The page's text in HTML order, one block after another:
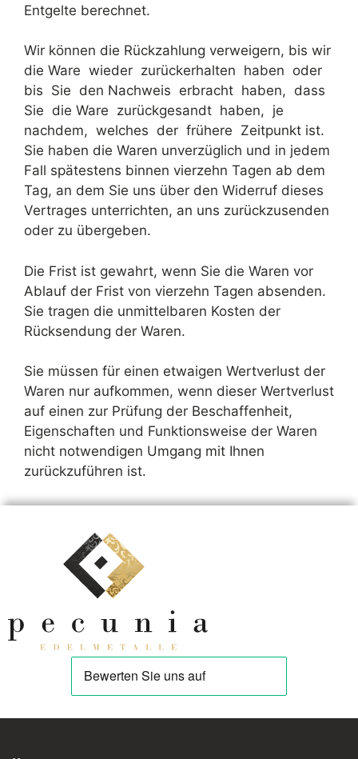
Entgelte berechnet.
Wir können die Rückzahlung verweigern, bis wir
die Ware wieder zurückerhalten haben oder
bis Sie den Nachweis erbracht haben, dass
Sie die Ware zurückgesandt haben, je
nachdem, welches der frühere Zeitpunkt ist.
Sie haben die Waren unverzüglich und in jedem
Fall spätestens binnen vierzehn Tagen ab dem
Tag, an dem Sie uns über den Widerruf dieses
Vertrages unterrichten, an uns zurückzusenden
oder zu übergeben.
Die Frist ist gewahrt, wenn Sie die Waren vor
Ablauf der Frist von vierzehn Tagen absenden.
Sie tragen die unmittelbaren Kosten der
Rücksendung der Waren.
Sie müssen für einen etwaigen Wertverlust der
Waren nur aufkommen, wenn dieser Wertverlust
auf einen zur Prüfung der Beschaffenheit,
Eigenschaften und Funktionsweise der Waren
nicht notwendigen Umgang mit Ihnen
zurückzuführen ist.